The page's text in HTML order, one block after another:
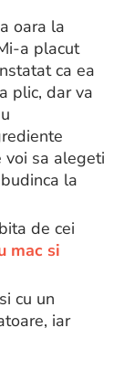
oara la
a placut
ca ea
plic, dar va
voi sa alegeti
la
de cei
mac si
cu un
iar